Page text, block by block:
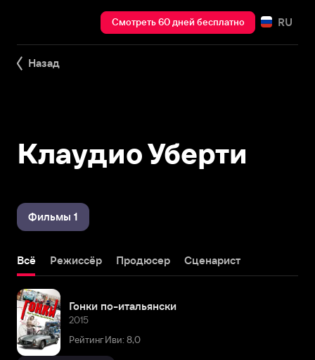
Смотреть 60 дней бесплатно RU
Назад
Клаудио Уберти
Фильмы 1
Всё Режиссёр Продюсер Сценарист
Гонки по-итальянски
2015
Рейтинг Иви: 8,0